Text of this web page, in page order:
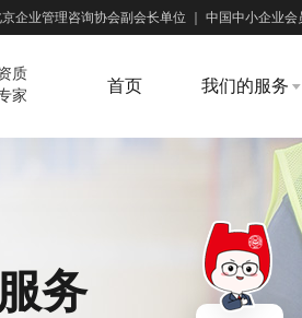
企业管理咨询协会副会长单位 中国中小企业会
质
家
首页 我们的服务
务